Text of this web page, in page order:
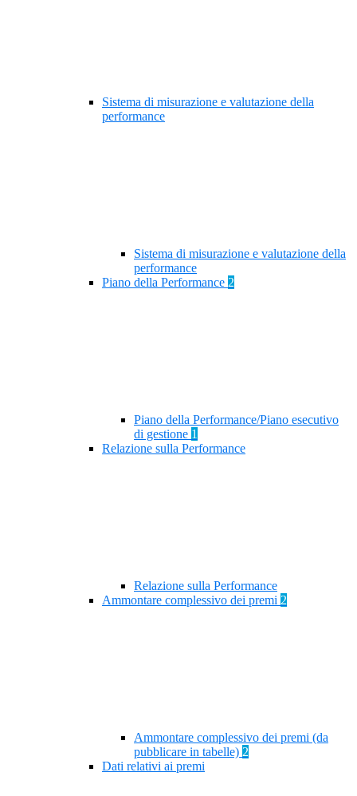
Sistema di misurazione e valutazione della
performance
Sistema di misurazione e valutazione della
performance
Piano della Performance 2
Piano della Performance/Piano esecutivo
di gestione 1
Relazione sulla Performance
Relazione sulla Performance
Ammontare complessivo dei premi 2
Ammontare complessivo dei premi (da
pubblicare in tabelle) 2
Dati relativi ai premi